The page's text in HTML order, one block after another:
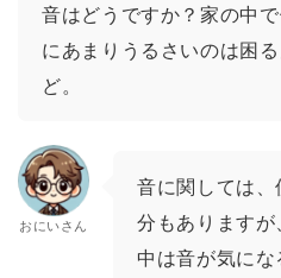
音はどうですか？家の中
にあまりうるさいのは困
ど。
おにいさん
音に関しては
分もあります
中は音が気にな